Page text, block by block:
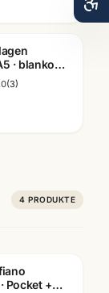
· blanko
dotted ·
(3)
4 PRODUKTE
Pocket +